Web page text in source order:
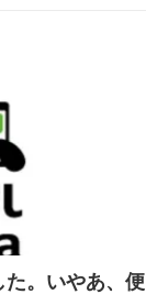
。いやあ、便